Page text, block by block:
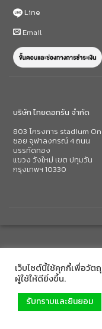
Line
Email
บริษัท ไทยดอทรัน จำกัด
803 โครงการ stadium
ซอย จุฬาลงกรณ์ 4 ถนน
บรรทัดทอง
แขวง วังใหม่ เขต ปทุมวัน
กรุงเทพฯ 10330
เว็บไซต์นี้ใช้คุกกี้เพื่อวั
ผู้ใช้ให้ดียิ่งขึ้น.
รับทราบและยินยอม